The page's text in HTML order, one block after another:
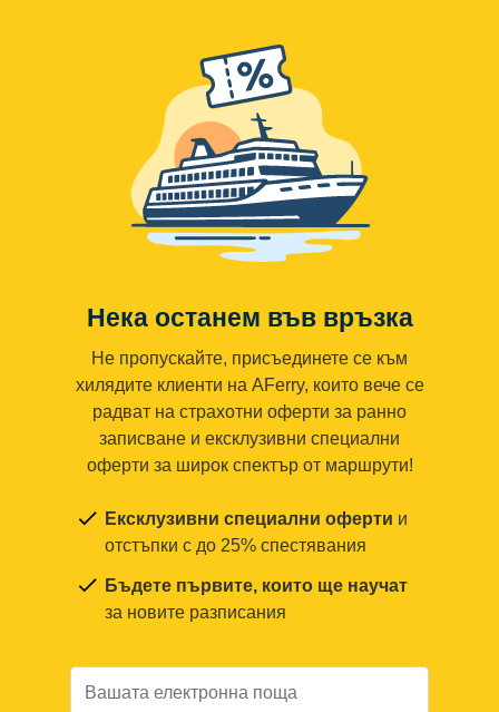
Нека останем във връзка
Не пропускайте, присъединете се към
хилядите клиенти на AFerry, които вече се
радват на страхотни оферти за ранно
записване и ексклузивни специални
оферти за широк спектър от маршрути!
Ексклузивни специални оферти и
отстъпки с до 25% спестявания
Бъдете първите, които ще научат
за новите разписания